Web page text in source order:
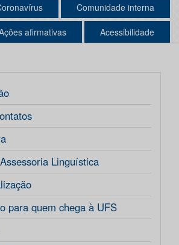
Comunidade interna
afirmativas Acessibilidade
Linguística
para quem chega à UFS